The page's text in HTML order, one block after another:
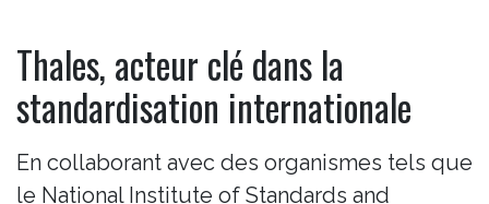
Thales, acteur clé dans la
standardisation internationale
En collaborant avec des organismes tels que
le National Institute of Standards and